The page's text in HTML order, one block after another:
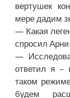
вертушек
мере дадим
— Какая
спросил
—
ответил я –
таком
будем